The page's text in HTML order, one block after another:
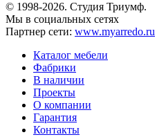
© 1998-2026. Студия Триумф.
Мы в социальных сетях
Партнер сети: www.myarredo.ru
Каталог мебели
Фабрики
В наличии
Проекты
О компании
Гарантия
Контакты